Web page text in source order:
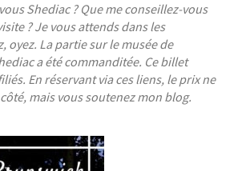
Shediac ? Que me conseillez-vous
? Je vous attends dans les
oyez. La partie sur le musée de
a été commanditée. Ce billet
En réservant via ces liens, le prix ne
mais vous soutenez mon blog.